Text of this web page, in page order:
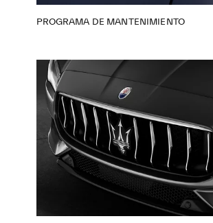
PROGRAMA DE MANTENIMIENTO